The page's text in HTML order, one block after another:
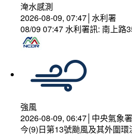
淹水感測
2026-08-09, 07:47│水利署
08/09 07:47 水利署訊: 南上路
強風
2026-08-09, 06:47│中央氣象署
今(9)日第13號颱風及其外圍